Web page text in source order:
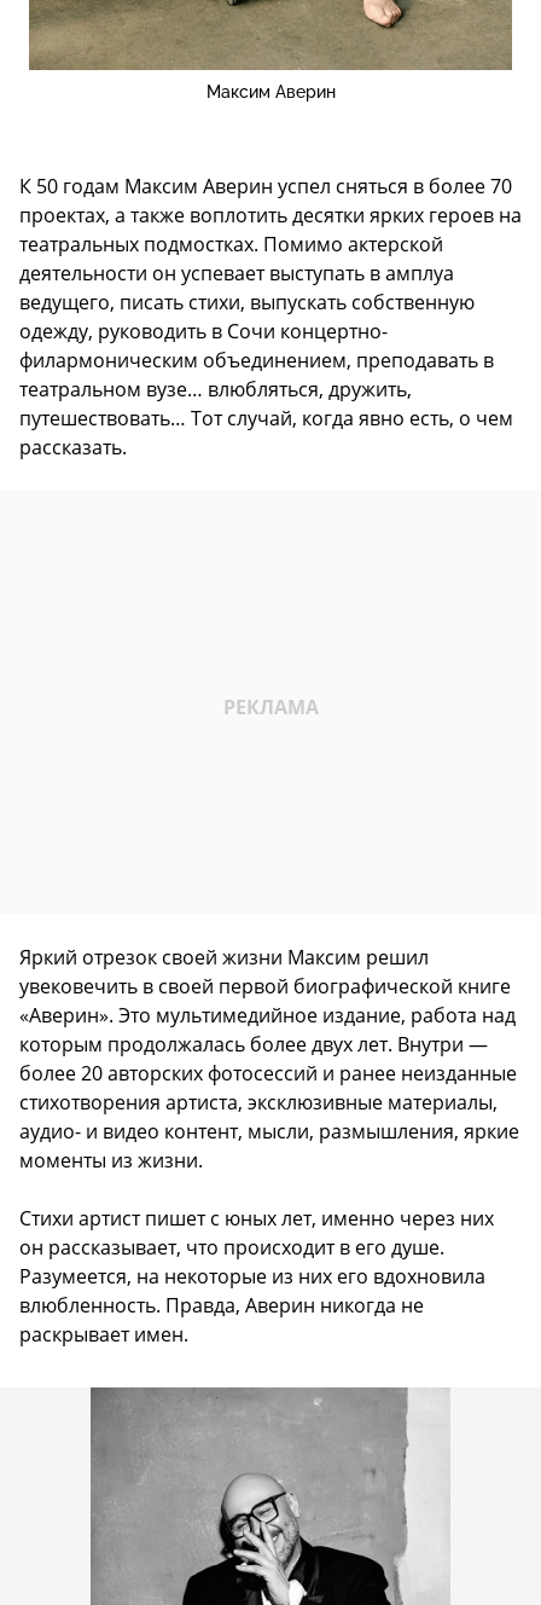
Максим Аверин
К 50 годам Максим Аверин успел сняться в более 70
проектах, а также воплотить десятки ярких героев на
театральных подмостках. Помимо актерской
деятельности он успевает выступать в амплуа
ведущего, писать стихи, выпускать собственную
одежду, руководить в Сочи концертно-
филармоническим объединением, преподавать в
театральном вузе… влюбляться, дружить,
путешествовать… Тот случай, когда явно есть, о чем
рассказать.
Яркий отрезок своей жизни Максим решил
увековечить в своей первой биографической книге
«Аверин». Это мультимедийное издание, работа над
которым продолжалась более двух лет. Внутри —
более 20 авторских фотосессий и ранее неизданные
стихотворения артиста, эксклюзивные материалы,
аудио- и видео контент, мысли, размышления, яркие
моменты из жизни.
Стихи артист пишет с юных лет, именно через них
он рассказывает, что происходит в его душе.
Разумеется, на некоторые из них его вдохновила
влюбленность. Правда, Аверин никогда не
раскрывает имен.